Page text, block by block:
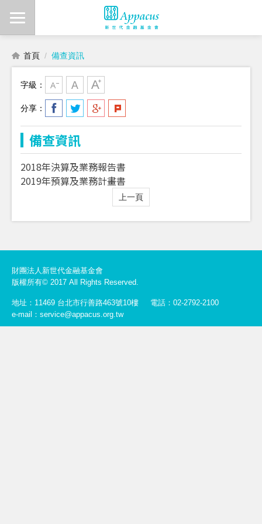
首頁 備查資訊
字級：
分享：
備查資訊
2018年決算及業務報告書
2019年預算及業務計畫書
上一頁
財團法人新世代金融基金會
版權所有© 2017 All Rights Reserved.
地址：11469 台北市行善路463號10樓
電話：02-2792-2100
e-mail：service@appacus.org.tw